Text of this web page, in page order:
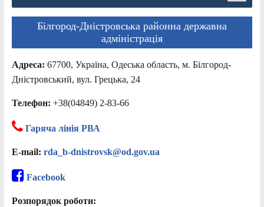
Білгород-Дністровська районна державна
адміністрація
Адреса: 67700, Україна, Одеська область, м. Білгород-
Дністровський, вул. Грецька, 24
Телефон: +38(04849) 2-83-66
Гаряча лінія РВА
E-mail: rda_b-dnistrovsk@od.gov.ua
Facebook
Розпорядок роботи: